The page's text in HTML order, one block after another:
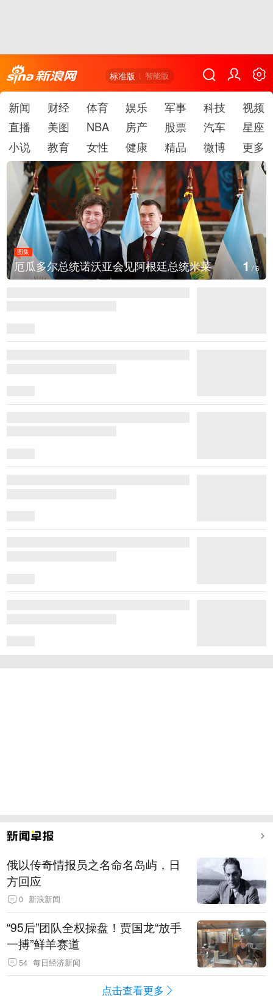
标准版 智能版
新闻 财经 体育 娱乐 军事 科技
视频
直播
美图 NBA 房产 股票 汽车
星座
小说
教育 女性 健康 精品 微博 更多
图集
美国斯波坎：野火烧毁700多所房屋 2/6
俄以传奇情报员之名命名岛屿，日
方回应
0 新浪新闻
“95后”团队全权操盘！贾国龙“放手
一搏”鲜羊赛道
54 每日经济新闻
点击查看更多